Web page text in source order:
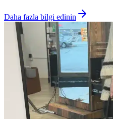
Daha fazla bilgi edinin